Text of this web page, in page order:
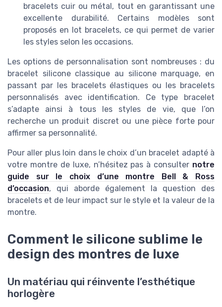
bracelets cuir ou métal, tout en garantissant une
excellente durabilité. Certains modèles sont
proposés en lot bracelets, ce qui permet de varier
les styles selon les occasions.
Les options de personnalisation sont nombreuses : du
bracelet silicone classique au silicone marquage, en
passant par les bracelets élastiques ou les bracelets
personnalisés avec identification. Ce type bracelet
s’adapte ainsi à tous les styles de vie, que l’on
recherche un produit discret ou une pièce forte pour
affirmer sa personnalité.
Pour aller plus loin dans le choix d’un bracelet adapté à
votre montre de luxe, n’hésitez pas à consulter notre
guide sur le choix d’une montre Bell & Ross
d’occasion, qui aborde également la question des
bracelets et de leur impact sur le style et la valeur de la
montre.
Comment le silicone sublime le
design des montres de luxe
Un matériau qui réinvente l’esthétique
horlogère